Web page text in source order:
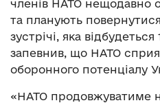
членів НАТО нещодавно
та планують
зустрічі, яка
запевнив, що НАТО
оборонного потенціалу
«НАТО продовжуватиме